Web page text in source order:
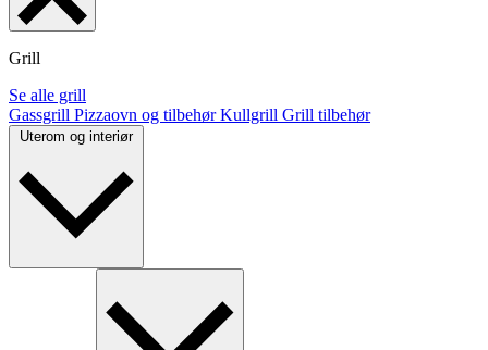
Grill
Se alle grill
Gassgrill Pizzaovn og tilbehørKullgrill Grill tilbehør
Uterom og interiør